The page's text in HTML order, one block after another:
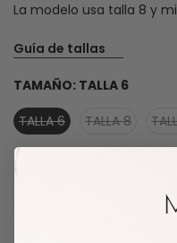
La modelo usa talla 8 y
Guía de tallas
TAMAÑO: TALLA 6
TALLA 6
TALLA 8